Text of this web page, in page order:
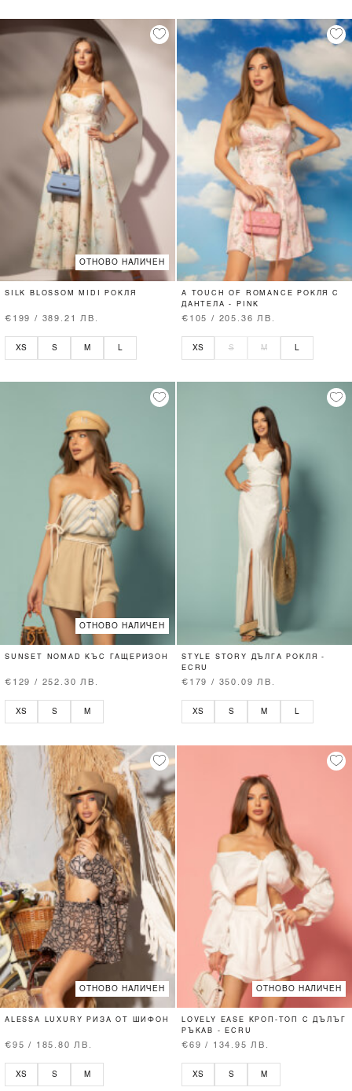
ОТНОВО НАЛИЧЕН
SILK BLOSSOM MIDI РОКЛЯ
€199 / 389.21 ЛВ.
XS S M L
A TOUCH OF ROMANCE РОКЛЯ С
ДАНТЕЛА - PINK
€105 / 205.36 ЛВ.
XS S M L
ОТНОВО НАЛИЧЕН
SUNSET NOMAD КЪС ГАЩЕРИЗОН
€129 / 252.30 ЛВ.
XS S M
STYLE STORY ДЪЛГА РОКЛЯ -
ECRU
€179 / 350.09 ЛВ.
XS S M
ОТНОВО НАЛИЧЕН
ALESSA LUXURY РИЗА ОТ ШИФОН
€95 / 185.80 ЛВ.
XS S M
ОТНОВО НАЛИЧЕН
LOVELY EASE КРОП-ТОП С ДЪЛЪГ
РЪКАВ - ECRU
€69 / 134.95 ЛВ.
XS S M